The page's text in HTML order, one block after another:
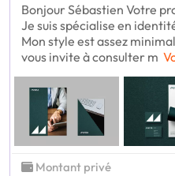
Bonjour Sébastien Votre
Je suis spécialise en
Mon style est assez
vous invite à consulter m
Montant privé